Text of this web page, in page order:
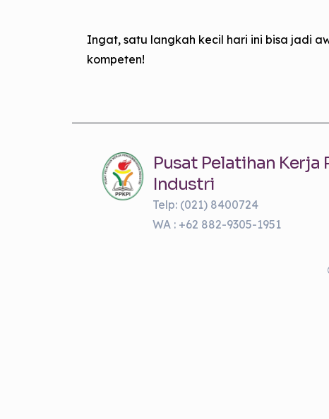
Ingat, satu langkah kecil hari ini bisa jadi
kompeten!
Pusat Pelatihan Kerja
Industri
Telp: (021) 8400724
WA : +62 882-9305-1951